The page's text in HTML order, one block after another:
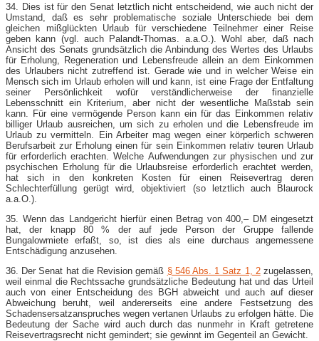
34. Dies ist für den Senat letztlich nicht entscheidend, wie auch nicht der
Umstand, daß es sehr problematische soziale Unterschiede bei dem
gleichen mißglückten Urlaub für verschiedene Teilnehmer einer Reise
geben kann (vgl. auch Palandt-Thomas. a.a.O.). Wohl aber, daß nach
Ansicht des Senats grundsätzlich die Anbindung des Wertes des Urlaubs
für Erholung, Regeneration und Lebensfreude allein an dem Einkommen
des Urlaubers nicht zutreffend ist. Gerade wie und in welcher Weise ein
Mensch sich im Urlaub erholen will und kann, ist eine Frage der Entfaltung
seiner Persönlichkeit wofür verständlicherweise der finanzielle
Lebensschnitt ein Kriterium, aber nicht der wesentliche Maßstab sein
kann. Für eine vermögende Person kann ein für das Einkommen relativ
billiger Urlaub ausreichen, um sich zu erholen und die Lebensfreude im
Urlaub zu vermitteln. Ein Arbeiter mag wegen einer körperlich schweren
Berufsarbeit zur Erholung einen für sein Einkommen relativ teuren Urlaub
für erforderlich erachten. Welche Aufwendungen zur physischen und zur
psychischen Erholung für die Urlaubsreise erforderlich erachtet werden,
hat sich in den konkreten Kosten für einen Reisevertrag deren
Schlechterfüllung gerügt wird, objektiviert (so letztlich auch Blaurock
a.a.O.).
35. Wenn das Landgericht hierfür einen Betrag von 400,– DM eingesetzt
hat, der knapp 80 % der auf jede Person der Gruppe fallende
Bungalowmiete erfaßt, so, ist dies als eine durchaus angemessene
Entschädigung anzusehen.
36. Der Senat hat die Revision gemäß § 546 Abs. 1 Satz 1, 2zugelassen,
weil einmal die Rechtssache grundsätzliche Bedeutung hat und das Urteil
auch von einer Entscheidung des BGH abweicht und auch auf dieser
Abweichung beruht, weil andererseits eine andere Festsetzung des
Schadensersatzanspruches wegen vertanen Urlaubs zu erfolgen hätte. Die
Bedeutung der Sache wird auch durch das nunmehr in Kraft getretene
Reisevertragsrecht nicht gemindert; sie gewinnt im Gegenteil an Gewicht.